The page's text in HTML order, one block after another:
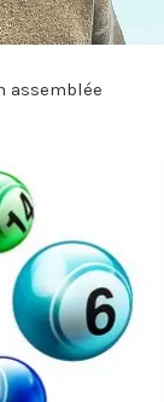
assemblée